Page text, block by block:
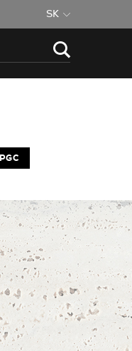
SK
PGC